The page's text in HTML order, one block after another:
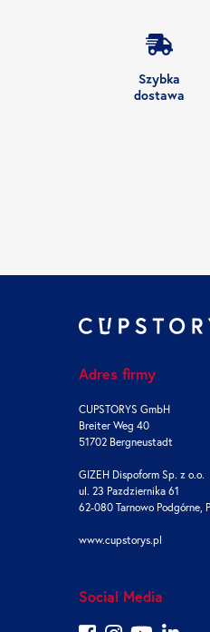
Szybka
dostawa
Adres firmy
CUPSTORYS GmbH
Breiter Weg 40
51702 Bergneustadt
GIZEH Dispoform Sp. z o.o.
ul. 23 Pazdziernika 61
62-080 Tarnowo Podgórne,
www.cupstorys.pl
Social Media